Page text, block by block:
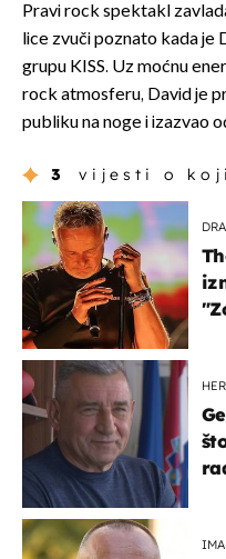
Pravi rock spektakl
lice zvuči poznato kada je
grupu KISS. Uz moćnu
rock atmosferu, David je
publiku na noge i izazvao
3 vijesti o